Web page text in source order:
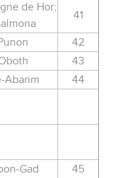
de Hor;
41
42
43
Abarim 44
Gad
45